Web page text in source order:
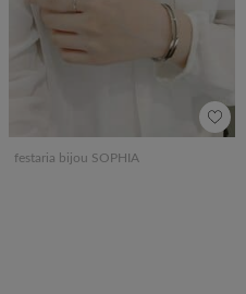
festaria bijou SOPHIA